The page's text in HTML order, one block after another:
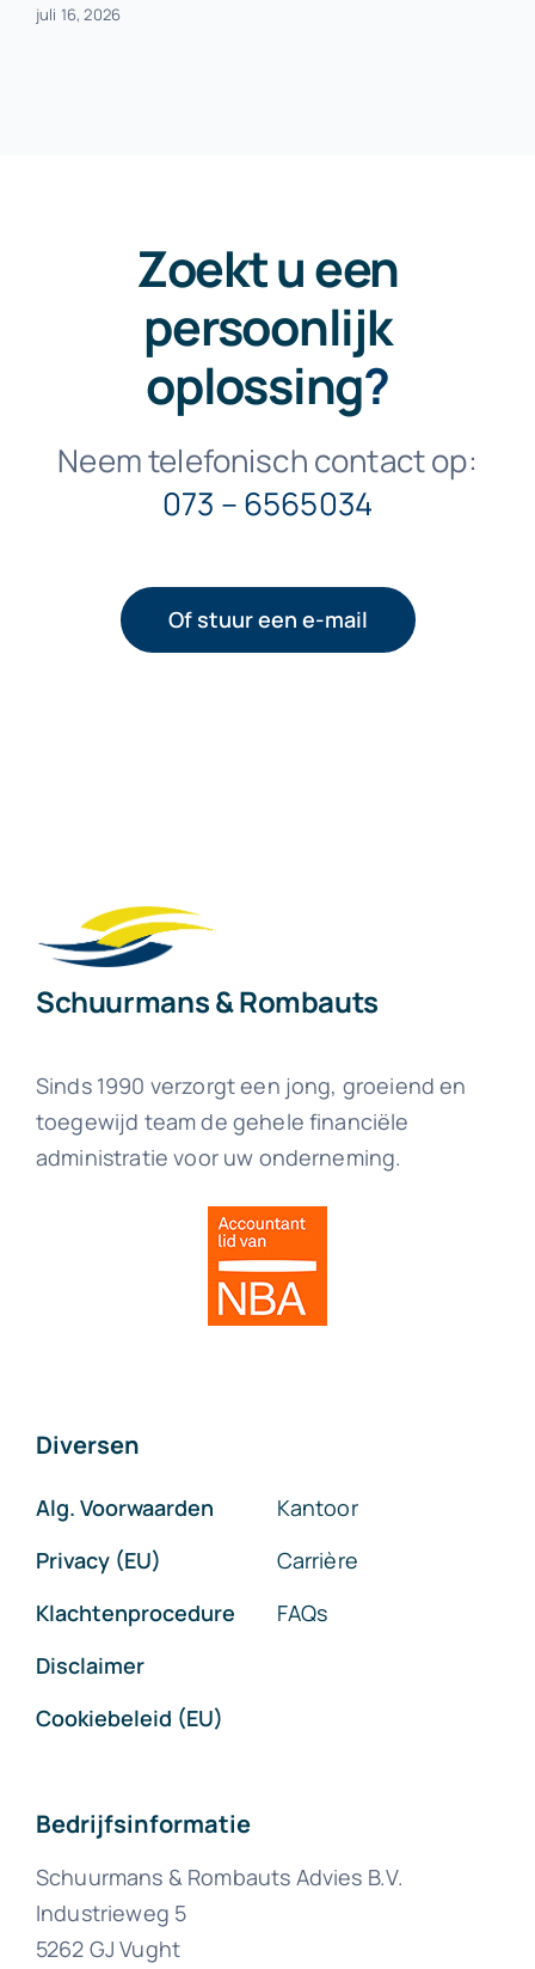
juli 16, 2026
Zoekt u een
persoonlijk
oplossing?
Neem telefonisch contact op:
073 – 6565034
Of stuur een e-mail
Schuurmans & Rombauts
Sinds 1990 verzorgt een jong, groeiend en
toegewijd team de gehele financiële
administratie voor uw onderneming.
Diversen
Alg. Voorwaarden
Privacy (EU)
Klachtenprocedure
Disclaimer
Cookiebeleid (EU)
Kantoor
Carrière
FAQs
Bedrijfsinformatie
Schuurmans & Rombauts Advies B.V.
Industrieweg 5
5262 GJ Vught